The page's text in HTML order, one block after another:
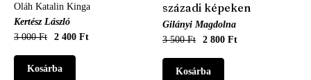
Oláh Katalin Kinga
Kertész László
3 000 Ft
2 400 Ft
századi képeken
Gilányi Magdolna
3 500 Ft
2 800 Ft